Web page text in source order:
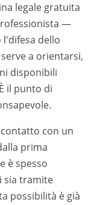
legale gratuita
—
dello
a orientarsi,
disponibili
il punto di
con un
prima
è spesso
sia tramite
possibilità è già